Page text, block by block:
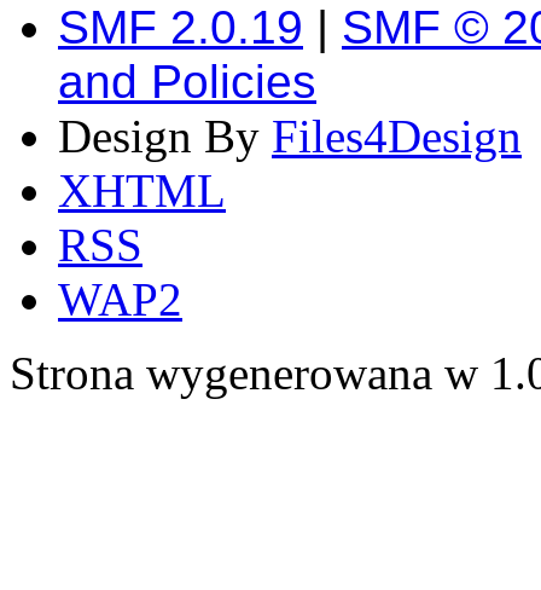
SMF 2.0.19 | SMF ©
and Policies
Design By Files4Design
XHTML
RSS
WAP2
Strona wygenerowana w